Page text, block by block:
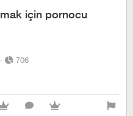
için pornocu
· 706